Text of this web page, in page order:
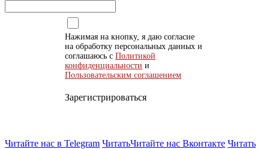
Нажимая на кнопку, я даю согласие
на обработку персональных данных и
соглашаюсь с Политикой
конфиденциальности и
Пользовательским соглашением
Зарегистрироваться
Читайте нас в Telegram ЧитатьЧитайте нас Вконтакте Читать